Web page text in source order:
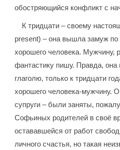
обостряющийся конфликт с
К тридцати – своему
present) – она вышла замуж
хорошего человека. Мужчину,
фантастику пишу. Правда,
глаголю, только к тридцати
хорошего человека-мужчину.
супруги – были заняты,
Софьиных родителей в своё
остававшейся от работ
личного счастья, но такая